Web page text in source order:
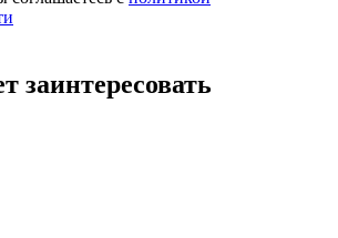
заинтересовать